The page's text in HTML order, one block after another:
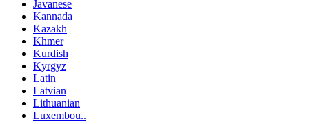
Javanese
Kannada
Kazakh
Khmer
Kurdish
Kyrgyz
Latin
Latvian
Lithuanian
Luxembou..